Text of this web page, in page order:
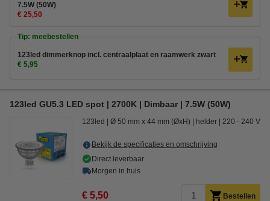
7.5W (50W)
€ 25,50
Tip: meebestellen
123led dimmerknop incl. centraalplaat en raamwerk zwart
€ 5,95
123led GU5.3 LED spot | 2700K | Dimbaar | 7.5W (50W)
123led Ø 50 mm x 44 mm (ØxH) helder 220 - 240 V
Bekijk de specificaties en omschrijving
Direct leverbaar
Morgen in huis
€ 5,50 Bestellen